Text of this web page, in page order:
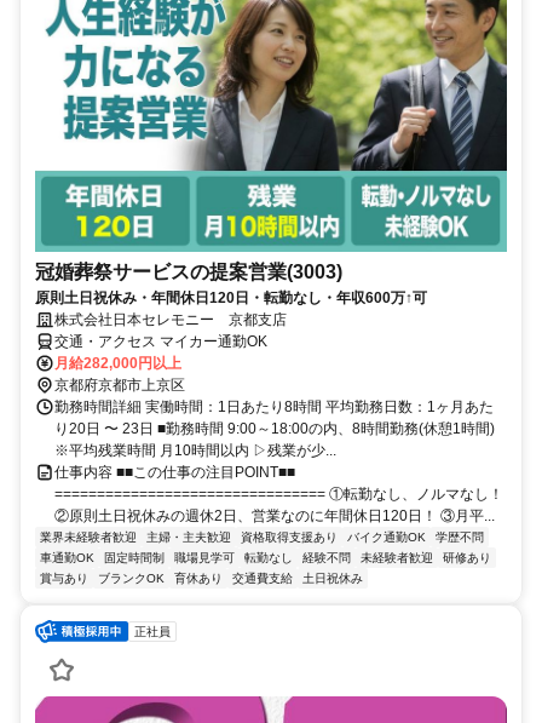
冠婚葬祭サービスの提案営業(3003)
原則土日祝休み・年間休日120日・転勤なし・年収600万↑可
株式会社日本セレモニー 京都支店
交通・アクセス マイカー通勤OK
月給282,000円以上
京都府京都市上京区
勤務時間詳細 実働時間：1日あたり8時間 平均勤務日数：1ヶ月あた
り20日 〜 23日 ■勤務時間 9:00～18:00の内、8時間勤務(休憩1時間)
※平均残業時間 月10時間以内 ▷残業が少...
仕事内容 ■■この仕事の注目POINT■■
================================ ①転勤なし、ノルマなし！
②原則土日祝休みの週休2日、営業なのに年間休日120日！ ③月平...
業界未経験者歓迎 主婦・主夫歓迎 資格取得支援あり バイク通勤OK
学歴不問
車通勤OK
固定時間制 職場見学可 転勤なし 経験不問 未経験者歓迎
研修あり
賞与あり
ブランクOK 育休あり 交通費支給 土日祝休み
正社員